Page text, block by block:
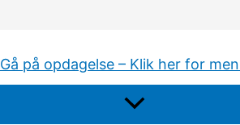
Gå på opdagelse – Klik her for